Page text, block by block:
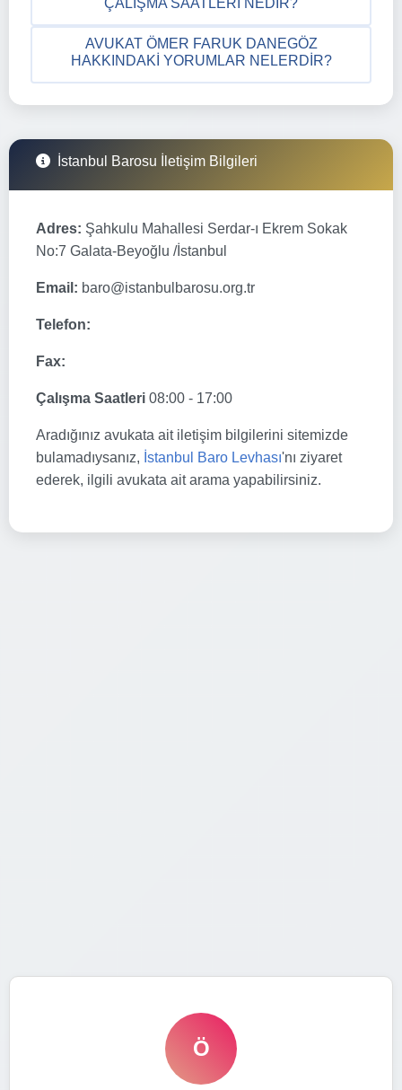
AVUKAT ÖMER FARUK DANEGÖZ
HAKKINDAKI YORUMLAR NELERDIR?
İstanbul Barosu İletişim Bilgileri
Adres: Şahkulu Mahallesi Serdar-ı Ekrem Sokak
No:7 Galata-Beyoğlu /İstanbul
Email: baro@istanbulbarosu.org.tr
Telefon:
Fax:
Çalışma Saatleri 08:00 - 17:00
Aradığınız avukata ait iletişim bilgilerini sitemizde
bulamadıysanız, İstanbul Baro Levhası'nı ziyaret
ederek, ilgili avukata ait arama yapabilirsiniz.
Ö